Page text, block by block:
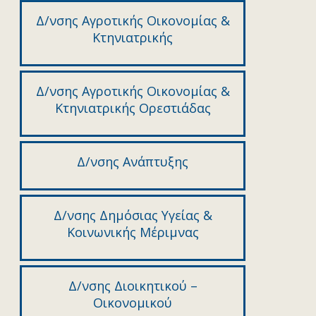
Δ/νσης Αγροτικής Οικονομίας &
Κτηνιατρικής
Δ/νσης Αγροτικής Οικονομίας &
Κτηνιατρικής Ορεστιάδας
Δ/νσης Ανάπτυξης
Δ/νσης Δημόσιας Υγείας &
Κοινωνικής Μέριμνας
Δ/νσης Διοικητικού –
Οικονομικού